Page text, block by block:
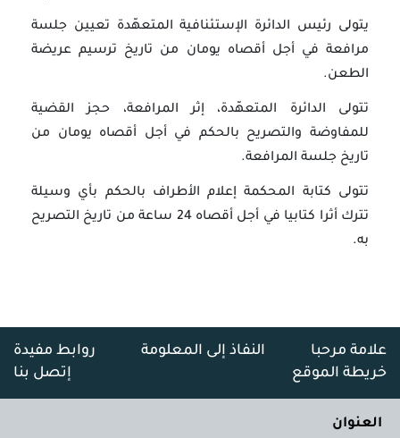
يتولى رئيس الدائرة الإستئنافية المتعهّدة تعيين جلسة
مرافعة في أجل أقصاه يومان من تاريخ ترسيم عريضة
الطعن.
تتولى الدائرة المتعهّدة، إثر المرافعة، حجز القضية
للمفاوضة والتصريح بالحكم في أجل أقصاه يومان من
تاريخ جلسة المرافعة.
تتولى كتابة المحكمة إعلام الأطراف بالحكم بأي وسيلة
تترك أثرا كتابيا في أجل أقصاه 24 ساعة من تاريخ التصريح
به.
علامة مرحبا النفاذ إلى المعلومة
روابط مفيدة
خريطة الموقع
إتصل بنا
العنوان